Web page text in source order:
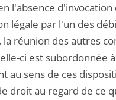
l'absence d'invocation
légale par l'un des
la réunion des autres
ci est subordonnée
au sens de ces
droit au regard de ce